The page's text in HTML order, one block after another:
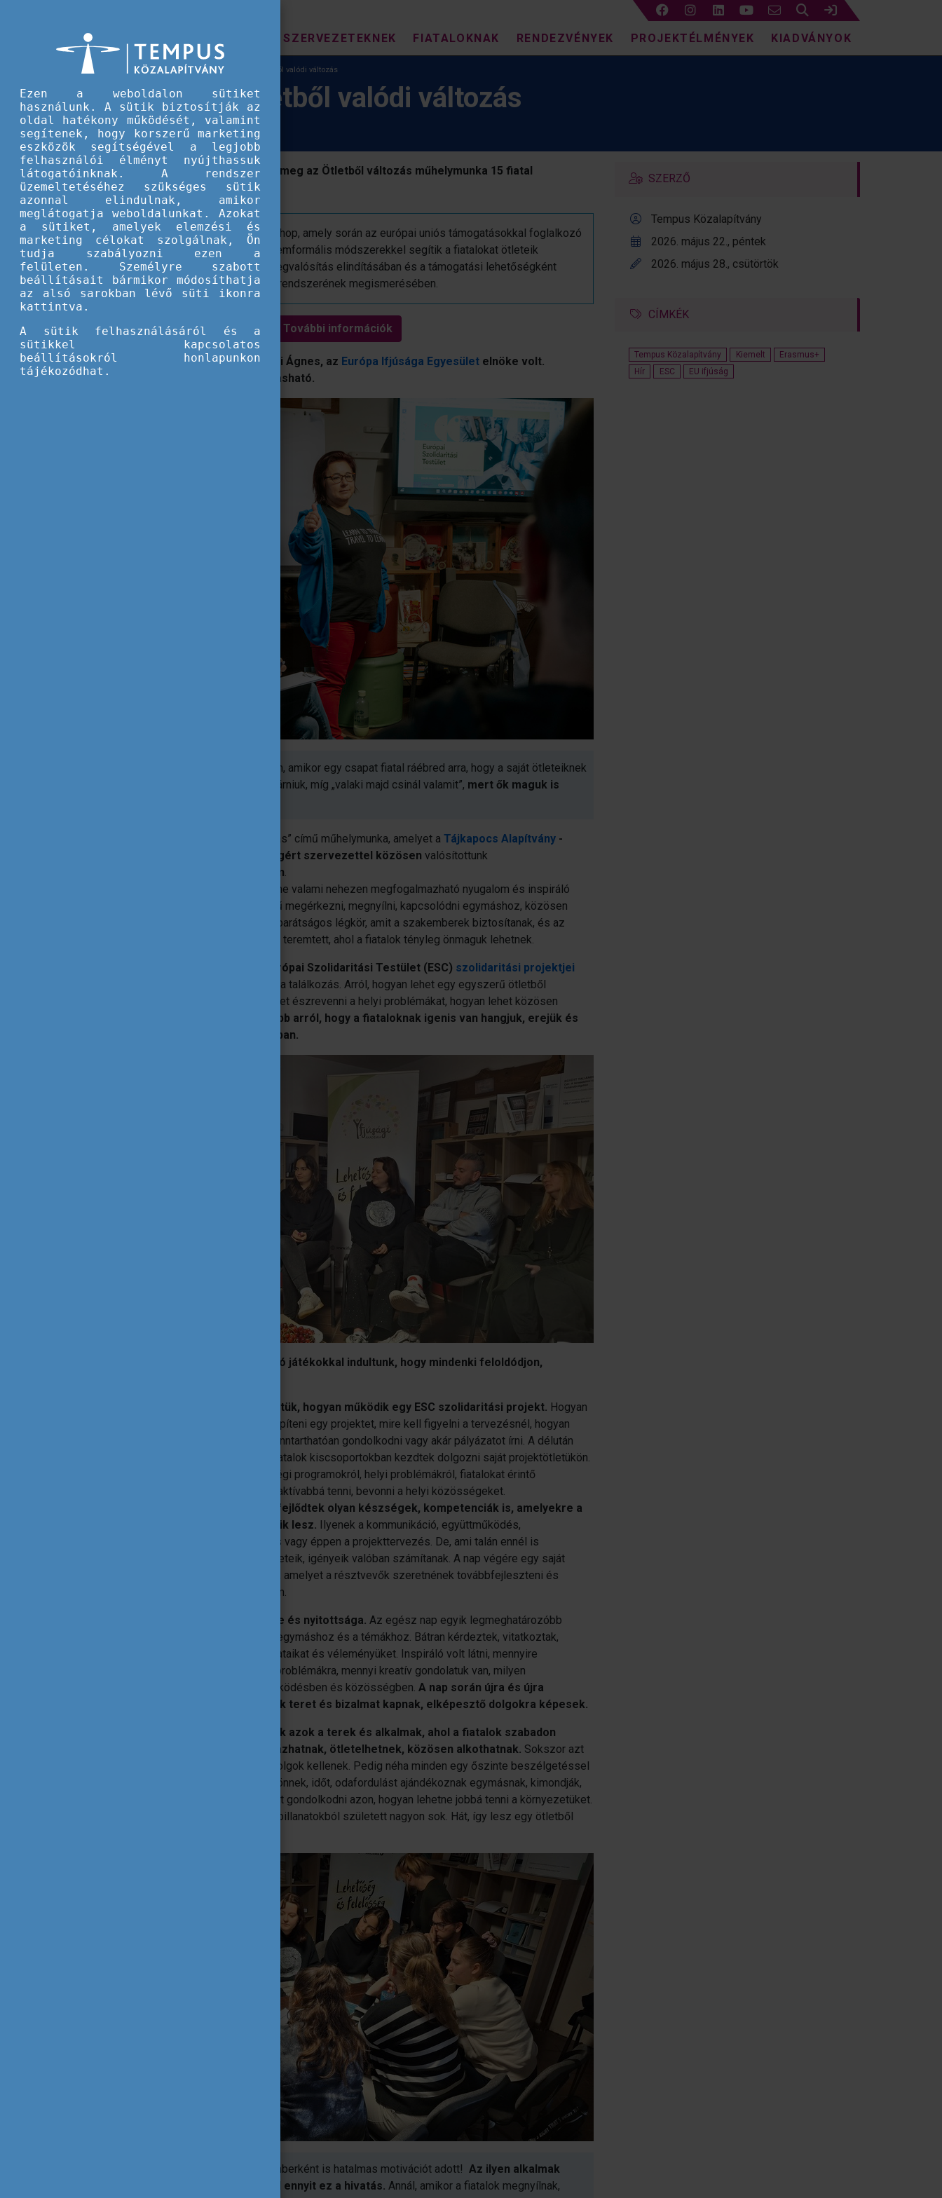
KeresésBejelentkezés
SZERVEZETEKNEK FIATALOKNAK RENDEZVÉNYEK PROJEKTÉLMÉNYEK KIADVÁNYOK
Európai Szolidaritási Testület Így lesz egy ötletből valódi változás
Így lesz egy ötletből valódi változás
Május 16-án Taliándörögdön valósult meg az Ötletből változás műhelymunka 15 fiatal
részvételével.
Az Ötletből változás egynapos workshop, amely során az európai uniós támogatásokkal foglalkozó
Tempus Közalapítvány munkatársai nemformális módszerekkel segítik a fiatalokat ötleteik
pontosabb megfogalmazásában, a megvalósítás elindításában és a támogatási lehetőségként
szolgálószolidaritási projektekkeretrendszerének megismerésében.
További információk
A workshop szakmai vezetője Makovi Ágnes, az Európa Ifjúsága Egyesület elnöke volt.
Az alábbiakban az ő beszámolója olvasható.
Van valami egészen különleges abban, amikor egy csapat fiatal ráébred arra, hogy a saját ötleteiknek
valódi ereje van. Hogy nem kell megvárniuk, míg „valaki majd csinál valamit”, mert ők maguk is
Pontosan erről szólt az „Ötletből változás” című műhelymunka, amelyet a Tájkapocs Alapítvány -
Közép-Dunántúli Szövetség az Ifjúságért szervezettel közösen valósítottunk
Taliándörögdön, a Kincsesházban
A közösségi tér maga a csoda! Van benne valami nehezen megfogalmazható nyugalom és inspiráló
energia egyszerre. Olyan tér, ahol könnyű megérkezni, megnyílni, kapcsolódni egymáshoz, közösen
gondolkodni. A természet közelsége, a barátságos légkör, amit a szakemberek biztosítanak, és az
otthonosság olyan biztonságos közeget teremtett, ahol a fiatalok tényleg önmaguk lehetnek.
A szakmai nap középpontjában az Európai Szolidaritási Testület (ESC) szolidaritási projektjei
, de valójában sokkal többről szólt a találkozás. Arról, hogyan lehet egy egyszerű ötletből
közösségi kezdeményezés. Hogyan lehet észrevenni a helyi problémákat, hogyan lehet közösen
De leginkább arról, hogy a fiataloknak igenis van hangjuk, erejük és
helyük a saját közösségeik alakításában.
A nap elején ismerkedős és ráhangoló játékokkal indultunk, hogy mindenki feloldódjon,
A workshop során közösen végignéztük, hogyan működik egy ESC szolidaritási projekt. Hogyan
születik meg egy ötlet, miként lehet felépíteni egy projektet, mire kell figyelni a tervezésnél, hogyan
lehet bevonni másokat, kommunikálni, fenntarthatóan gondolkodni vagy akár pályázatot írni. A délután
pedig már teljesen a gyakorlaté volt. A fiatalok kiscsoportokban kezdtek dolgozni saját projektötletükön.
Volt szó mentális egészségről, közösségi programokról, helyi problémákról, fiatalokat érintő
nehézségekről és arról is, hogyan lehet aktívabbá tenni, bevonni a helyi közösségeket.
A közös munka során észrevétlenül fejlődtek olyan készségek, kompetenciák is, amelyekre a
fiataloknak a jövőben óriási szükségük lesz. Ilyenek a kommunikáció, együttműködés,
problémamegoldás, kreatív gondolkodás vagy éppen a projekttervezés. De, ami talán ennél is
fontosabb, hogy megtapasztalták, az ötleteik, igényeik valóban számítanak. A nap végére egy saját
szolidaritási projektterv is megszületett, amelyet a résztvevők szeretnének továbbfejleszteni és
beadni a következő ESC pályázati körben.
Elképesztő volt a fiatalok lelkesedése és nyitottsága. Az egész nap egyik legmeghatározóbb
élménye az volt, ahogyan kapcsolódtak egymáshoz és a témákhoz. Bátran kérdeztek, vitatkoztak,
ötleteltek, megosztották saját tapasztalataikat és véleményüket. Inspiráló volt látni, mennyire
érzékenyen reagálnak a körülöttük lévő problémákra, mennyi kreatív gondolatuk van, milyen
természetesen gondolkodnak együttműködésben és közösségben. A nap során újra és újra
bebizonyosodott az, hogy ha a fiatalok teret és bizalmat kapnak, elképesztő dolgokra képesek.
A nap megmutatta, mennyire fontosak azok a terek és alkalmak, ahol a fiatalok szabadon
gondolkodhatnak, kérdezhetnek, hibázhatnak, ötletelhetnek, közösen alkothatnak. Sokszor azt
hisszük, hogy a változáshoz hatalmas dolgok kellenek. Pedig néha minden egy őszinte beszélgetéssel
kezdődik. Néhány emberrel, akik összejönnek, időt, odafordulást ajándékoznak egymásnak, kimondják,
mi foglalkoztatja őket, elkezdenek együtt gondolkodni azon, hogyan lehetne jobbá tenni a környezetüket.
És Taliándörögdön most pontosan ilyen pillanatokból született nagyon sok. Hát, így lesz egy ötletből
Köszönöm az élményt, amely szakemberként is hatalmas motivációt adott! Az ilyen alkalmak
emlékeztetnek arra, hogy ezért ad ennyit ez a hivatás. Annál, amikor a fiatalok megnyílnak,
SZERZŐ
Tempus Közalapítvány
2026. május 22., péntek
2026. május 28., csütörtök
CÍMKÉK
Tempus Közalapítvány Kiemelt
Erasmus+
Hír
ESC EU ifjúság
Ezen a weboldalon sütiket
használunk. A sütik biztosítják az
oldal hatékony működését, valamint
segítenek, hogy korszerű marketing
eszközök segítségével a legjobb
felhasználói élményt nyújthassuk
látogatóinknak. A rendszer
üzemeltetéséhez szükséges sütik
azonnal elindulnak, amikor
meglátogatja weboldalunkat. Azokat
a sütiket, amelyek elemzési és
marketing célokat szolgálnak, Ön
tudja szabályozni ezen a
felületen. Személyre szabott
beállításait bármikor módosíthatja
az alsó sarokban lévő süti ikonra
kattintva.
A sütik felhasználásáról és a
sütikkel kapcsolatos
beállításokról honlapunkon
tájékozódhat.